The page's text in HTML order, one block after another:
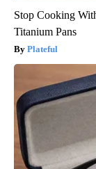
Stop Cooking
Titanium Pans
Plateful